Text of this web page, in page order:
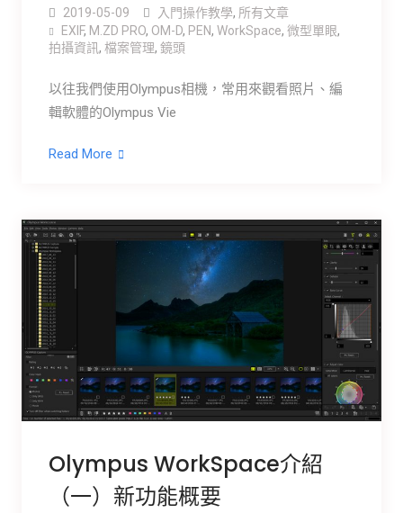
2019-05-09 入門操作教學, 所有文章
EXIF, M.ZD PRO, OM-D, PEN, WorkSpace, 微型單眼,
拍攝資訊, 檔案管理, 鏡頭
以往我們使用Olympus相機，常用來觀看照片、編
輯軟體的Olympus Vie
Read More
Olympus WorkSpace介紹
（一）新功能概要